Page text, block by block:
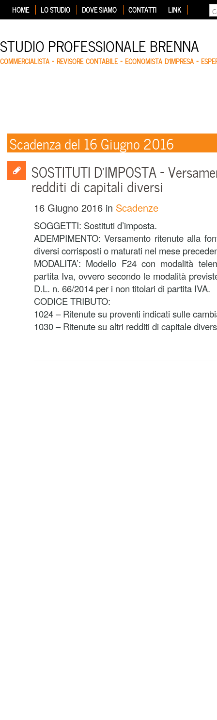
HOME LO STUDIO DOVE SIAMO CONTATTI LINK
STUDIO PROFESSIONALE BRENNA
COMMERCIALISTA – REVISORE CONTABILE – ECONOMISTA D'IMPRESA –
Scadenza del 16 Giugno 2016
SOSTITUTI D’IMPOSTA –
redditi di capitali diversi
16 Giugno 2016 in Scadenze
SOGGETTI: Sostituti d’imposta.
ADEMPIMENTO: Versamento ritenute alla
diversi corrisposti o maturati nel mese
MODALITA’: Modello F24 con modalità
partita Iva, ovvero secondo le modalità
D.L. n. 66/2014 per i non titolari di partita IVA.
CODICE TRIBUTO:
1024 – Ritenute su proventi indicati sulle
1030 – Ritenute su altri redditi di capitale